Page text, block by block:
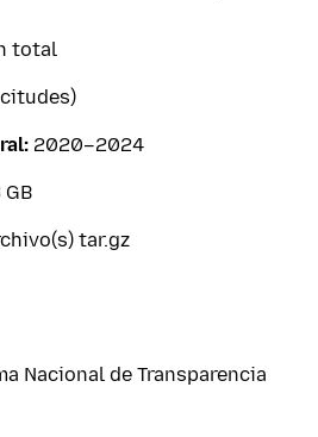
total
2020–2024
GB
tar.gz
Nacional de Transparencia